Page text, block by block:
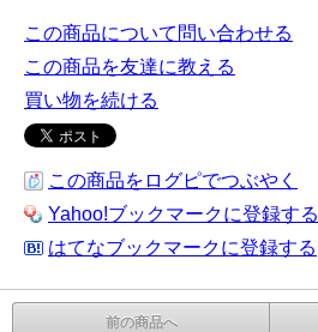
この商品について問い合わせる
この商品を友達に教える
買い物を続ける
この商品をログピでつぶやく
Yahoo!ブックマークに登録する
はてなブックマークに登録する
前の商品へ